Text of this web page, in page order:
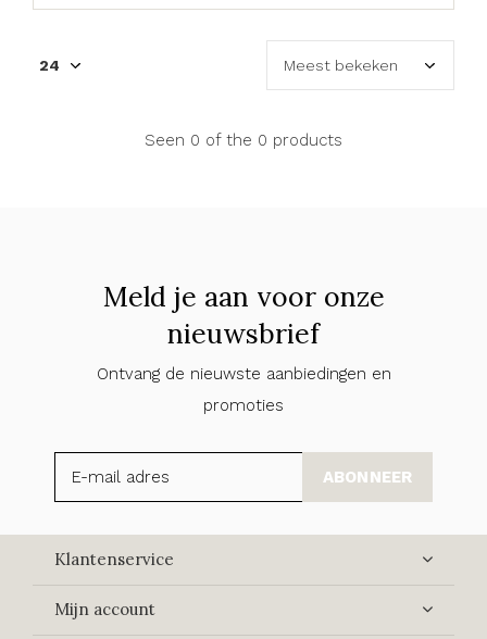
Seen 0 of the 0 products
Meld je aan voor onze
nieuwsbrief
Ontvang de nieuwste aanbiedingen en
promoties
ABONNEER
Klantenservice
Mijn account